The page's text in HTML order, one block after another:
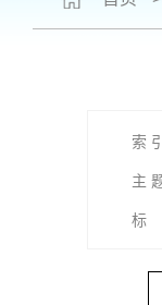
索
主
标